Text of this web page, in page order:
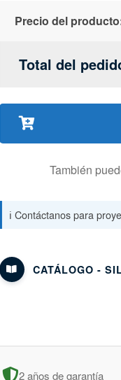
Precio del
Total del
También
ℹ️ Contáctanos para
CATÁLOGO -
2 años de garantía